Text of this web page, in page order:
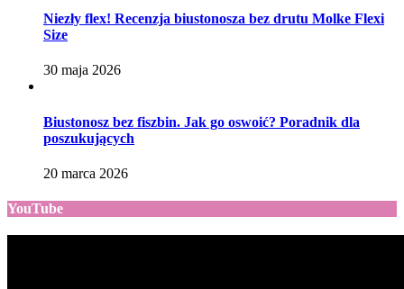
Niezły flex! Recenzja biustonosza bez drutu Molke Flexi
Size
30 maja 2026
Biustonosz bez fiszbin. Jak go oswoić? Poradnik dla
poszukujących
20 marca 2026
YouTube